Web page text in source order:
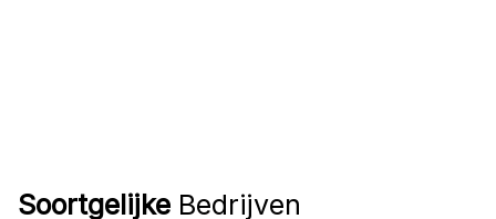
Soortgelijke Bedrijven